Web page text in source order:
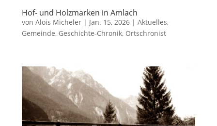
Hof- und Holzmarken in Amlach
von Alois Micheler| Jan. 15, 2026| Aktuelles,
Gemeinde, Geschichte-Chronik, Ortschronist